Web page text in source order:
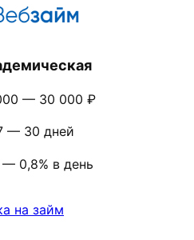
— 30 000 ₽
— 30 дней
0,8% в день
на займ